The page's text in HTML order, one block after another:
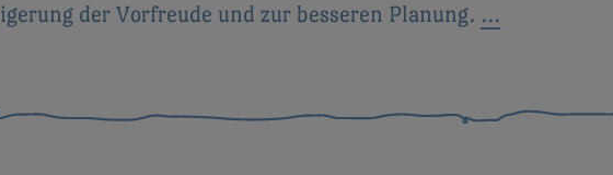
der Vorfreude und zur besseren Planung. …